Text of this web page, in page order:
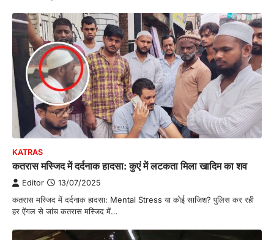
KATRAS
कतरास मस्जिद में दर्दनाक हादसा: कुएं में लटकता मिला खादिम का शव
Editor 13/07/2025
कतरास मस्जिद में दर्दनाक हादसा: Mental Stress या कोई साजिश? पुलिस कर रही
हर ऐंगल से जांच कतरास मस्जिद में…